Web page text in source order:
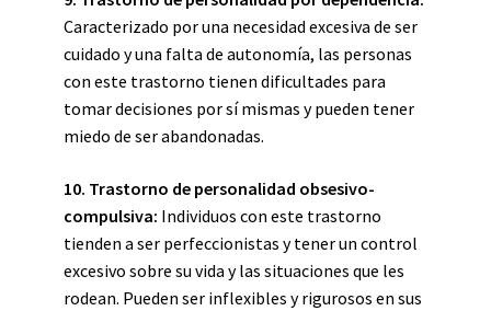
Caracterizado por una necesidad excesiva de ser
cuidado y una falta de autonomía, las personas
con este trastorno tienen dificultades para
tomar decisiones por sí mismas y pueden tener
miedo de ser abandonadas.
10. Trastorno de personalidad obsesivo-
compulsiva: Individuos con este trastorno
tienden a ser perfeccionistas y tener un control
excesivo sobre su vida y las situaciones que les
rodean. Pueden ser inflexibles y rigurosos en sus